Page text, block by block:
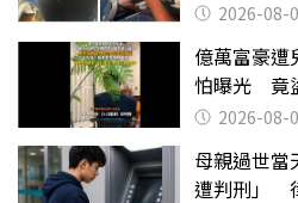
2026-08-
億萬富豪遭
怕曝光 竟
2026-08-
母親過世當
遭判刑」